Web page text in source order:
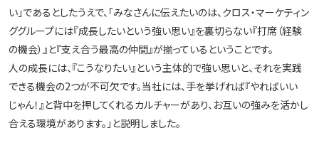
い」であるとしたうえで、「みなさんに伝えたいのは、クロス・マーケティン
ググループには『成長したいという強い思い』を裏切らない『打席（経験
の機会）』と『支え合う最高の仲間』が揃っているということです。
人の成長には、『こうなりたい』という主体的で強い思いと、それを実践
できる機会の2つが不可欠です。当社には、手を挙げれば『やればいい
じゃん！』と背中を押してくれるカルチャーがあり、お互いの強みを活かし
合える環境があります。」と説明しました。